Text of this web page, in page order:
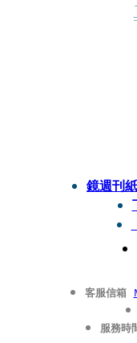
鏡週刊
客服信箱
服務時